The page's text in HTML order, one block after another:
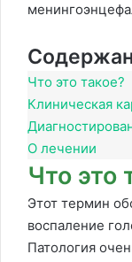
Что это такое?
Клиническая
О лечении
Что это
Этот термин
воспаление
Патология